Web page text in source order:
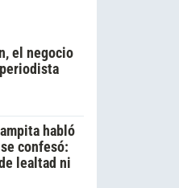
el negocio
habló
confesó:
lealtad ni